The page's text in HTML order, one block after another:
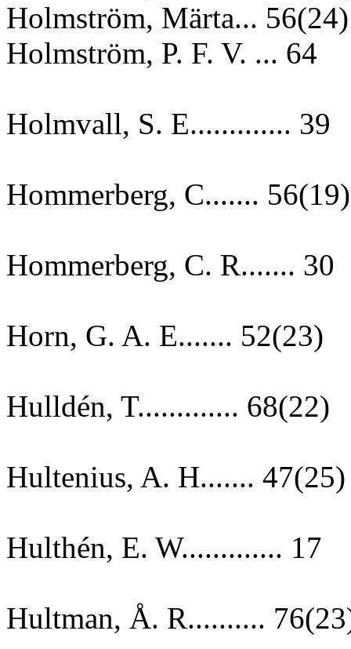
Holmström, Märta... 56(24)
Holmström, P. F. V. ... 64
Holmvall, S. E............. 39
Hommerberg, C....... 56(19)
Hommerberg, C. R....... 30
Horn, G. A. E....... 52(23)
Hulldén, T............. 68(22)
Hultenius, A. H....... 47(25)
Hulthén, E. W............. 17
Hultman, Å. R..........